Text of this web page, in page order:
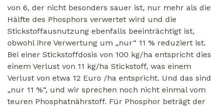
von 6, der nicht besonders sauer ist, nur mehr als die
Hälfte des Phosphors verwertet wird und die
Stickstoffausnutzung ebenfalls beeinträchtigt ist,
obwohl ihre Verwertung um „nur“ 11 % reduziert ist.
Bei einer Stickstoffdosis von 100 kg/ha entspricht dies
einem Verlust von 11 kg/ha Stickstoff, was einem
Verlust von etwa 12 Euro /ha entspricht. Und das sind
„nur 11 %“, und wir sprechen noch nicht einmal vom
teuren Phosphatnährstoff. Für Phosphor beträgt der